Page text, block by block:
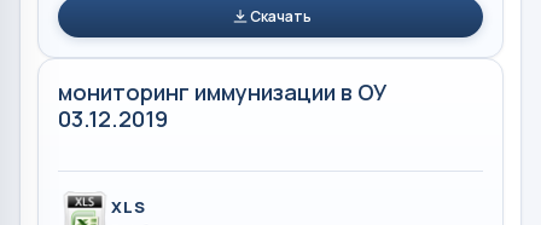
Скачать
мониторинг иммунизации в ОУ
03.12.2019
XLS